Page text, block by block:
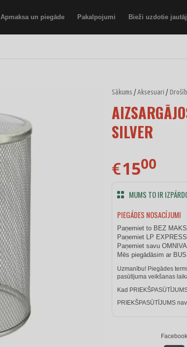
Apmaksa un piegāde Pakalpojumi Bieži uzdotie
Sākums /Aksesuari /
SILVER
€1500
MUMS TO IR
PIEGĀDES NOSACĪJUMI
Paņemiet to BEZ
Paņemiet LP
Paņemiet savu
Mēs piegādāsim ar
Uzmanību! Piegādes
pasūtījuma veikšanas
Kad
PRIEKŠPASŪTĪJUMS
Facebook